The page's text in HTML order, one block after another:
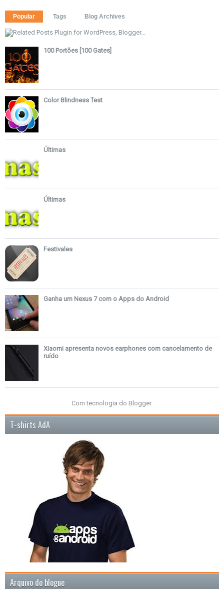
Popular Tags Blog Archives
100 Portões [100 Gates]
Color Blindness Test
Últimas
Últimas
Festivales
Ganha um Nexus 7 com o Apps do Android
Xiaomi apresenta novos earphones com cancelamento de
ruído
Com tecnologia do Blogger.
T-shirts AdA
Arquivo do blogue